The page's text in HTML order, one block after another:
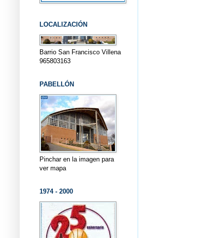
LOCALIZACIÓN
Barrio San Francisco Villena
965803163
PABELLÓN
Pinchar en la imagen para
ver mapa
1974 - 2000